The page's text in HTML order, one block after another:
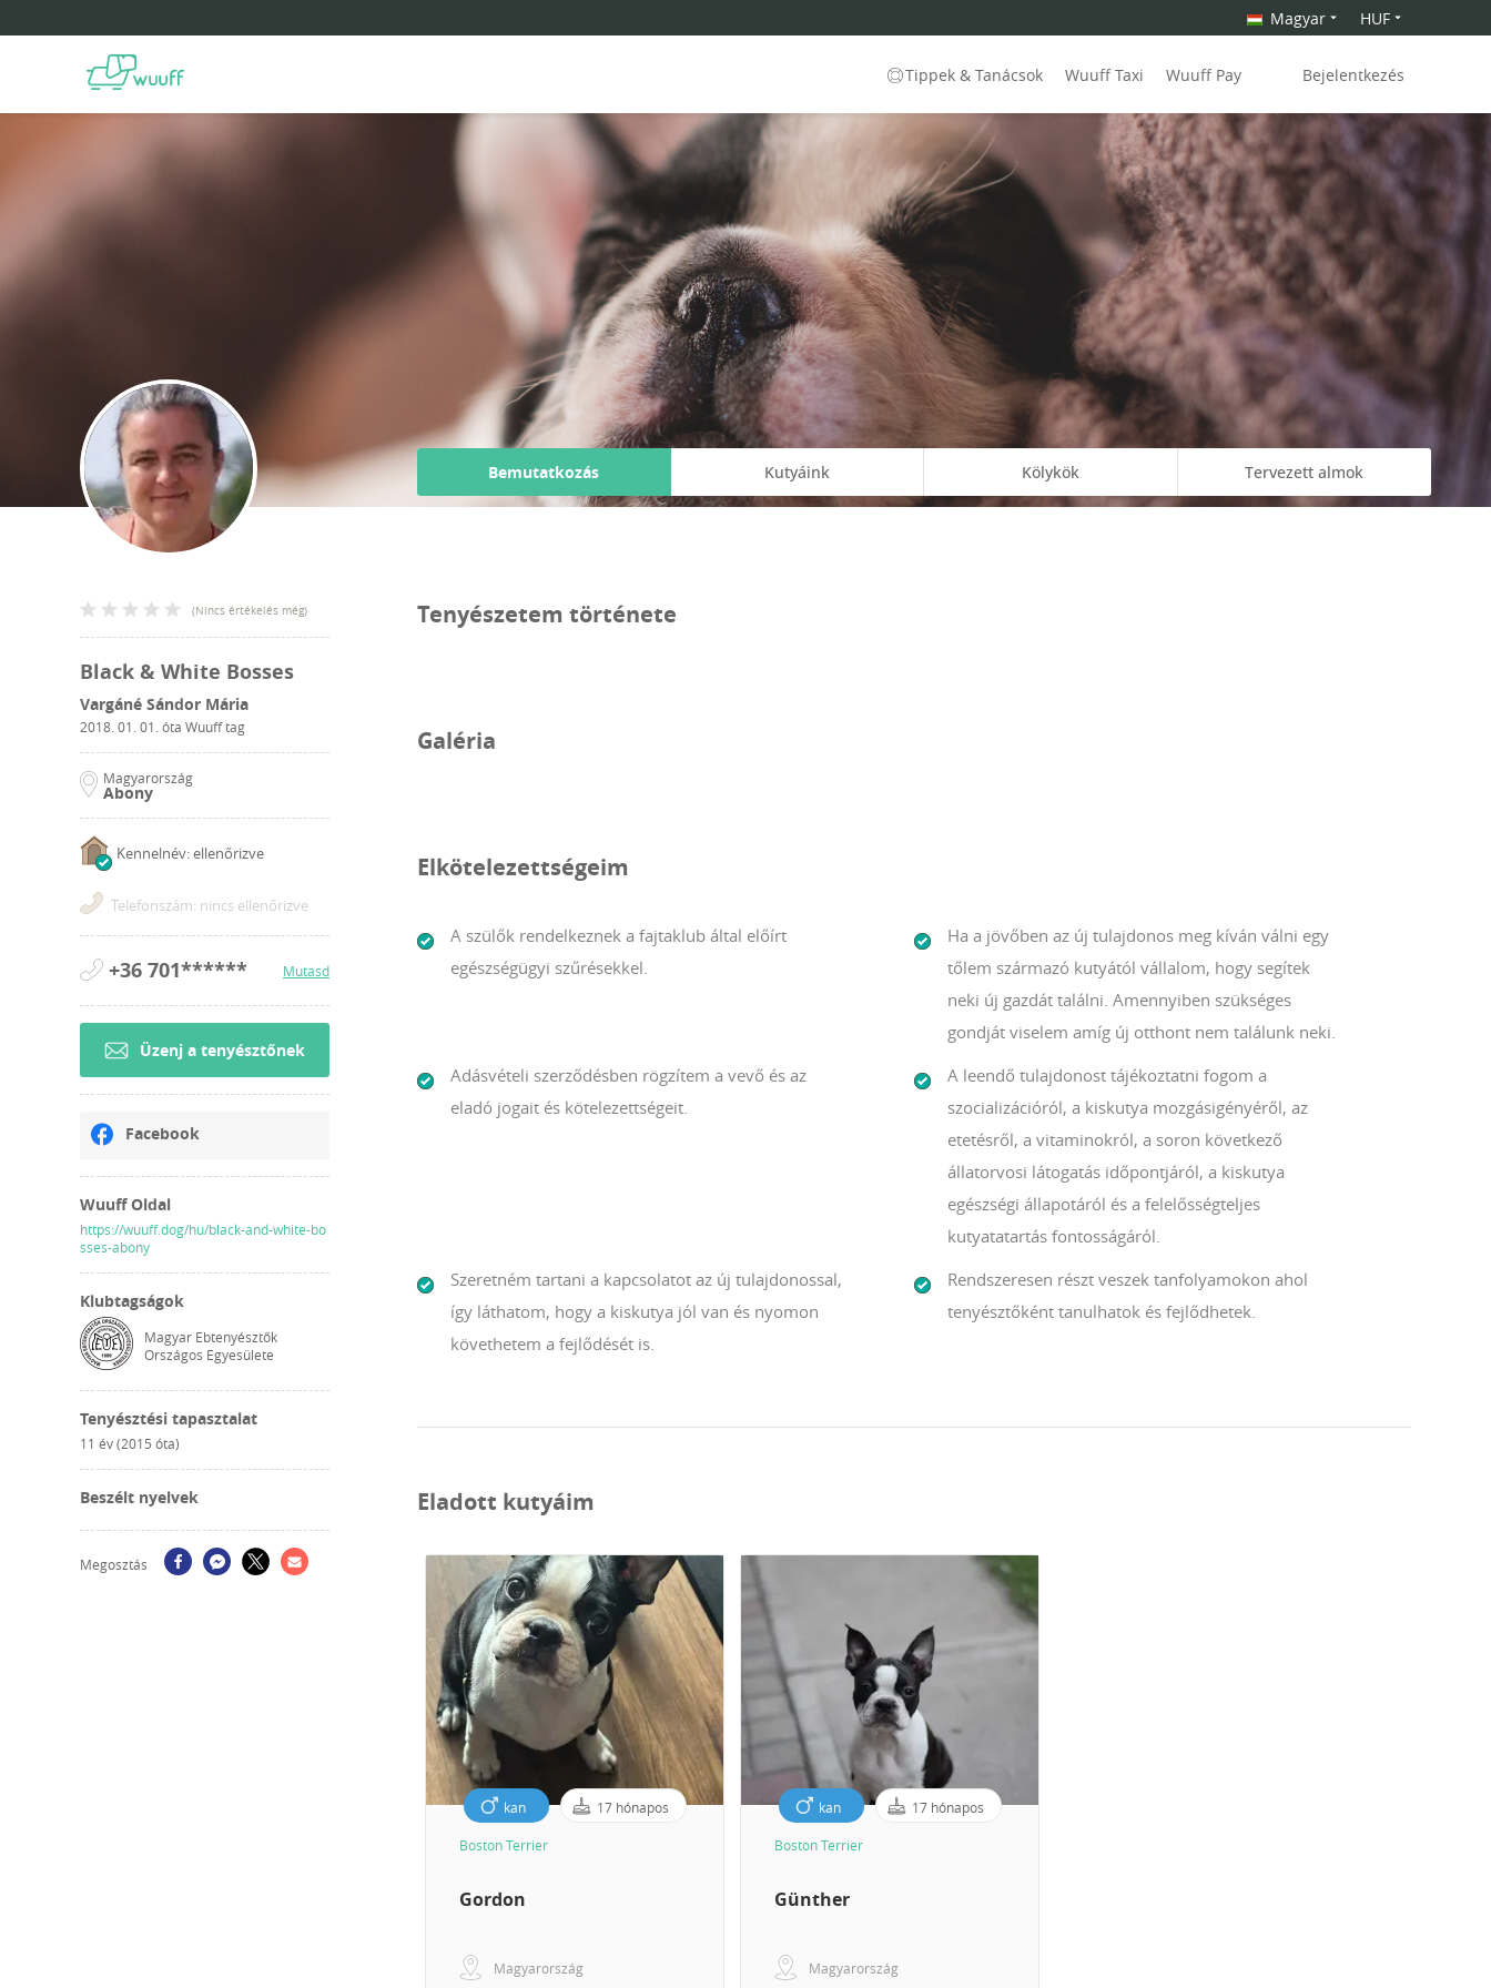
Magyar HUF
Tippek & Tanácsok Wuuff Taxi Wuuff Pay Bejelentkezés
(Nincs értékelés még)
Black & White Bosses
Vargáné Sándor Mária
2018. 01. 01. óta Wuuff tag
Magyarország
Abony
Kennelnév: ellenőrizve
Telefonszám: nincs ellenőrizve
+36 701****** Mutasd
Üzenj a tenyésztőnek
Facebook
Wuuff Oldal
https://wuuff.dog/hu/black-and-white-bo
sses-abony
Klubtagságok
Magyar Ebtenyésztők
Országos Egyesülete
Tenyésztési tapasztalat
11 év (2015 óta)
Beszélt nyelvek
Megosztás
Bemutatkozás Kutyáink Kölykök Tervezett almok
Tenyészetem története
Galéria
Elkötelezettségeim
A szülők rendelkeznek a fajtaklub által előírt
egészségügyi szűrésekkel.
Ha a jövőben az új tulajdonos meg kíván válni egy
tőlem származó kutyától vállalom, hogy segítek
neki új gazdát találni. Amennyiben szükséges
gondját viselem amíg új otthont nem találunk neki.
Adásvételi szerződésben rögzítem a vevő és az
eladó jogait és kötelezettségeit.
A leendő tulajdonost tájékoztatni fogom a
szocializációról, a kiskutya mozgásigényéről, az
etetésről, a vitaminokról, a soron következő
állatorvosi látogatás időpontjáról, a kiskutya
egészségi állapotáról és a felelősségteljes
kutyatatartás fontosságáról.
Szeretném tartani a kapcsolatot az új tulajdonossal,
így láthatom, hogy a kiskutya jól van és nyomon
követhetem a fejlődését is.
Rendszeresen részt veszek tanfolyamokon ahol
tenyésztőként tanulhatok és fejlődhetek.
Eladott kutyáim
kan 17 hónapos
Boston Terrier
Gordon
Magyarország
kan 17 hónapos
Boston Terrier
Günther
Magyarország